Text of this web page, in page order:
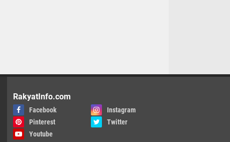
RakyatInfo.com
Facebook
Instagram
Pinterest
Twitter
Youtube